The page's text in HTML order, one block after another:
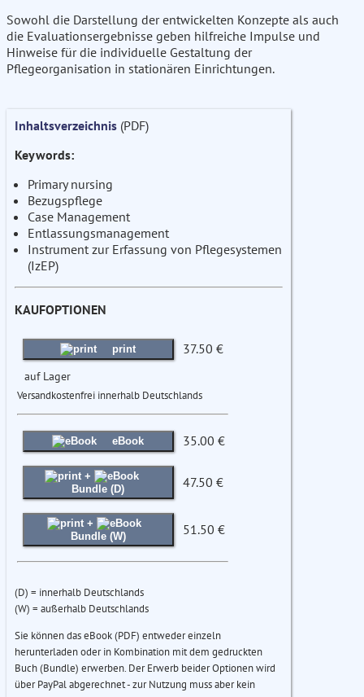
Sowohl die Darstellung der entwickelten Konzepte als auch
die Evaluationsergebnisse geben hilfreiche Impulse und
Hinweise für die individuelle Gestaltung der
Pflegeorganisation in stationären Einrichtungen.
Inhaltsverzeichnis (PDF)
Keywords:
Primary nursing
Bezugspflege
Case Management
Entlassungsmanagement
Instrument zur Erfassung von Pflegesystemen
(IzEP)
KAUFOPTIONEN
print 37.50 €
auf Lager
Versandkostenfrei innerhalb Deutschlands
eBook 35.00 €
+
Bundle (D)
47.50 €
+
Bundle (W)
51.50 €
(D) = innerhalb Deutschlands
(W) = außerhalb Deutschlands
Sie können das eBook (PDF) entweder einzeln
herunterladen oder in Kombination mit dem gedruckten
Buch (Bundle) erwerben. Der Erwerb beider Optionen wird
über PayPal abgerechnet - zur Nutzung muss aber kein